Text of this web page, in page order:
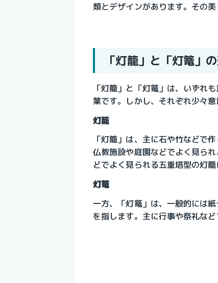
類とデザインがあります。その
「灯籠」と「灯篭」
「灯籠」と「灯篭」は、いずれ
葉です。しかし、それぞれ少々意
灯籠
「灯籠」は、主に石や竹などで
仏教施設や庭園などでよく見ら
どでよく見られる五重塔型の灯籠
灯篭
一方、「灯篭」は、一般的には
を指します。主に行事や祭礼な